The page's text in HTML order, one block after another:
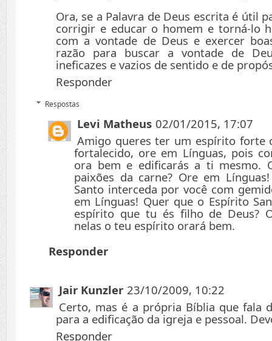
Ora, se a Palavra de Deus escrita é útil
corrigir e educar o homem e torná-lo
com a vontade de Deus e exercer
razão para buscar a vontade de
ineficazes e vazios de sentido e de
Responder
Respostas
Levi Matheus 02/01/2015, 17:07
Amigo queres ter um espírito forte
fortalecido, ore em Línguas, pois
ora bem e edificarás a ti mesmo.
paixões da carne? Ore em
Santo interceda por você com
em Línguas! Quer que o Espírito
espírito que tu és filho de Deus?
nelas o teu espírito orará bem.
Responder
Jair Kunzler 23/10/2009, 10:22
Certo, mas é a própria Bíblia que fala
para a edificação da igreja e pessoal.
Responder